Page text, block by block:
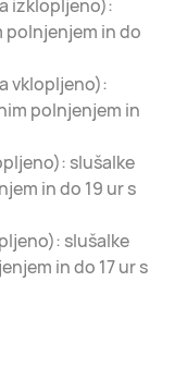
izklopljeno):
polnjenjem in do
vklopljeno):
polnjenjem in
slušalke
in do 19 ur s
slušalke
in do 17 ur s